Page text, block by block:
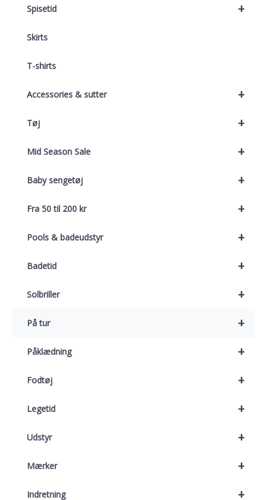
+
Spisetid
Skirts
T-shirts
+
Accessories & sutter
+
Tøj
+
Mid Season Sale
+
Baby sengetøj
+
Fra 50 til 200 kr
+
Pools & badeudstyr
+
Badetid
+
Solbriller
+
På tur
+
Påklædning
+
Fodtøj
+
Legetid
+
Udstyr
+
Mærker
+
Indretning